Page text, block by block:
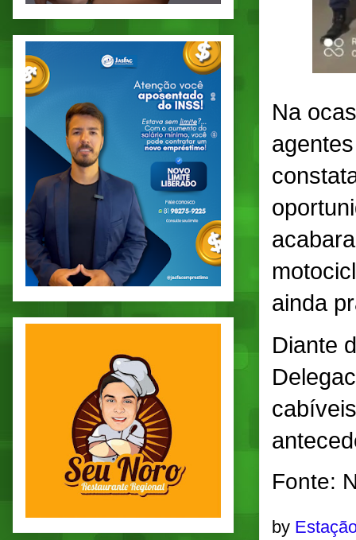
Na
ainda
Diante
Fonte:
by